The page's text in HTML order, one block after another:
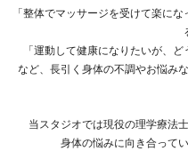
「整体でマッサージを受けて楽に
「運動して健康になりたいが、
など、長引く身体の不調やお悩み
当スタジオでは現役の理学療法
身体の悩みに向き合って